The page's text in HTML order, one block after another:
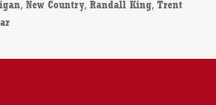
CD-
,New Country,Randall King,Trent
zu Drake Milligan – Tumbleweed – CD-Review